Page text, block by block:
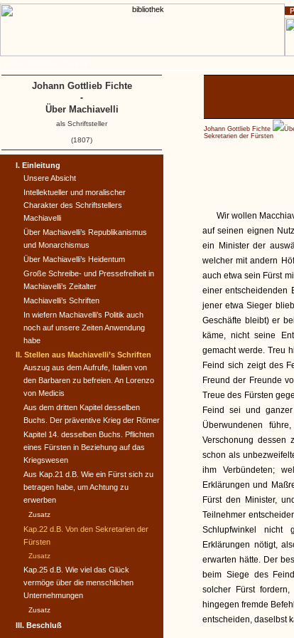
Johann Gottlieb Fichte
Sekretarien der Fürsten
Wir wollen
auf seinen eignen
ein Minister der
welcher mit andern
auch etwa sein Fürst
einer entscheidenden
jener etwa Sieger
Geschäfte bleibt) er
käme, nicht seine
gemacht werde. Treu
Feind sich zeigt des
Freund der Freunde
Treue des Fürsten
Feind sei und
Überwundenen
Verschonung dessen
schon als
ihm Verbündeten;
Erklärungen und
Fürst den Minister,
Teilnehmer
Schlupfwinkel nicht
Erklärungen nötigt,
erwarten hätte. Der
beim Siege des
solcher Fürst
hingegen fremde
entscheiden, daselbst
I. Einleitung
Unsere Absicht
Intellektueller und moralischer
Charakter des Schriftstellers
Machiavelli
Über Machiavelli’s Republikanismus
und Monarchismus
Über Machiavelli’s Heidentum
Große Schreibe- und Pressefreiheit in
Machiavelli’s Zeitalter
Machiavelli’s Schriften
In wiefern Machiavelli’s Politik auch
noch auf unsere Zeiten Anwendung
habe
II. Stellen aus Machiavelli’s Schriften
Auszug aus dem Aufrufe, Italien von
den Barbaren zu befreien. An Lorenzo
von Medicis
Aus dem dritten Kapitel desselben
Buchs. Der präventive Krieg der Römer
Kapitel 14. desselben Buchs. Pflichten
eines Fürsten in Beziehung auf das
Kriegswesen
Aus Kap.21 d.B. Wie ein Fürst sich zu
betragen habe, um Achtung zu
erwerben
Zusatz
Kap.22 d.B. Von den Sekretarien der
Fürsten
Zusatz
Kap.25 d.B. Wie viel das Glück
vermöge über die menschlichen
Unternehmungen
Zusatz
III. Beschluß
Johann Gottlieb Fichte
-
Über Machiavelli
als Schriftsteller
(1807)